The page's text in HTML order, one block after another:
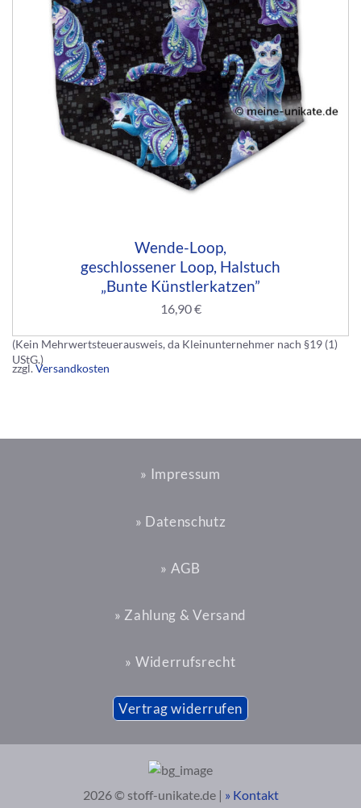
Wende-Loop,
geschlossener Loop, Halstuch
„Bunte Künstlerkatzen”
16,90€
(Kein Mehrwertsteuerausweis, da Kleinunternehmer nach §19 (1)
UStG.)
zzgl.Versandkosten
» Impressum
» Datenschutz
» AGB
» Zahlung & Versand
» Widerrufsrecht
Vertrag widerrufen
2026 © stoff-unikate.de | » Kontakt